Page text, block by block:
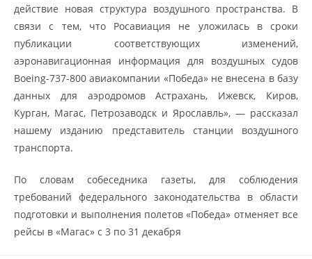
действие новая структура воздушного пространства. В
связи с тем, что Росавиация не уложилась в сроки
публикации соответствующих изменений,
аэронавигационная информация для воздушных судов
Boeing-737-800 авиакомпании «Победа» не внесена в базу
данных для аэродромов Астрахань, Ижевск, Киров,
Курган, Магас, Петрозаводск и Ярославль», — рассказал
нашему изданию представитель станции воздушного
транспорта.
По словам собеседника газеты, для соблюдения
требований федерального законодательства в области
подготовки и выполнения полетов «Победа» отменяет все
рейсы в «Магас» с 3 по 31 декабря